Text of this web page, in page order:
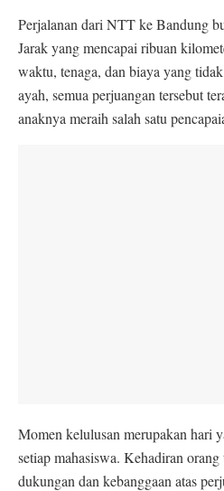
Perjalanan dari NTT ke Bandung
Jarak yang mencapai ribuan
waktu, tenaga, dan biaya yang
ayah, semua perjuangan tersebut
anaknya meraih salah satu
Momen kelulusan merupakan hari
setiap mahasiswa. Kehadiran
dukungan dan kebanggaan atas